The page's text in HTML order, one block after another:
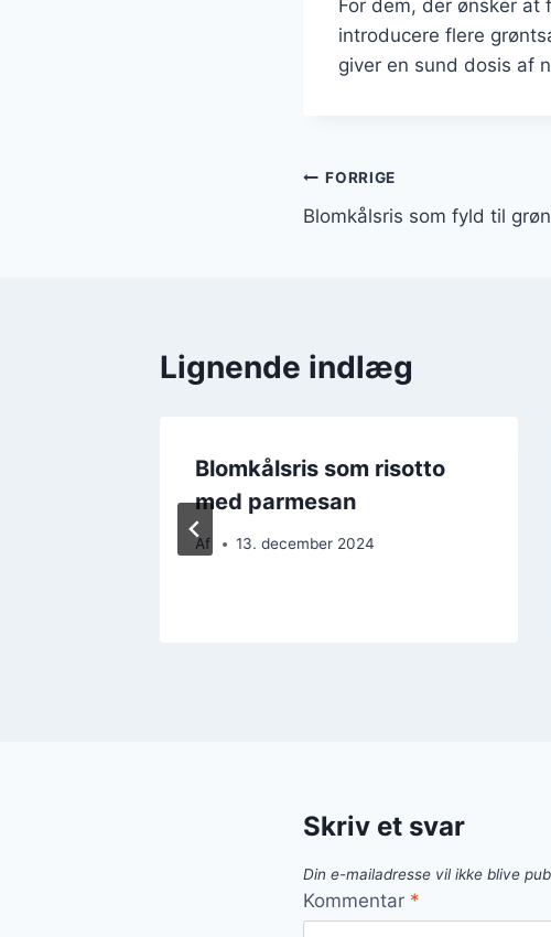
For dem, der ønsker
introducere flere
giver en sund dosis af
FORRIGE
Blomkålsris som fyld til
Lignende indlæg
Blomkålsris som risotto
med parmesan
Af 13. december 2024
Skriv et svar
Din e-mailadresse vil ikke blive
Kommentar *